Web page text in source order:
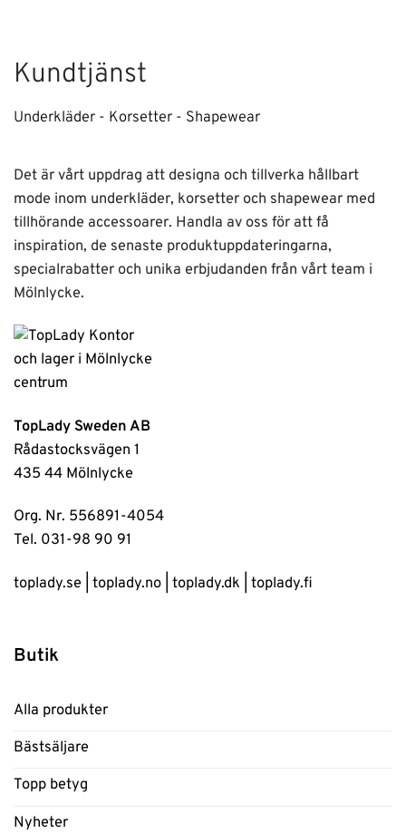
Kundtjänst
Underkläder - Korsetter - Shapewear
Det är vårt uppdrag att designa och tillverka hållbart
mode inom underkläder, korsetter och shapewear med
tillhörande accessoarer. Handla av oss för att få
inspiration, de senaste produktuppdateringarna,
specialrabatter och unika erbjudanden från vårt team i
Mölnlycke.
TopLady Sweden AB
Rådastocksvägen 1
435 44 Mölnlycke
Org. Nr. 556891-4054
Tel. 031-98 90 91
toplady.se toplady.no toplady.dk toplady.fi
Butik
Alla produkter
Bästsäljare
Topp betyg
Nyheter